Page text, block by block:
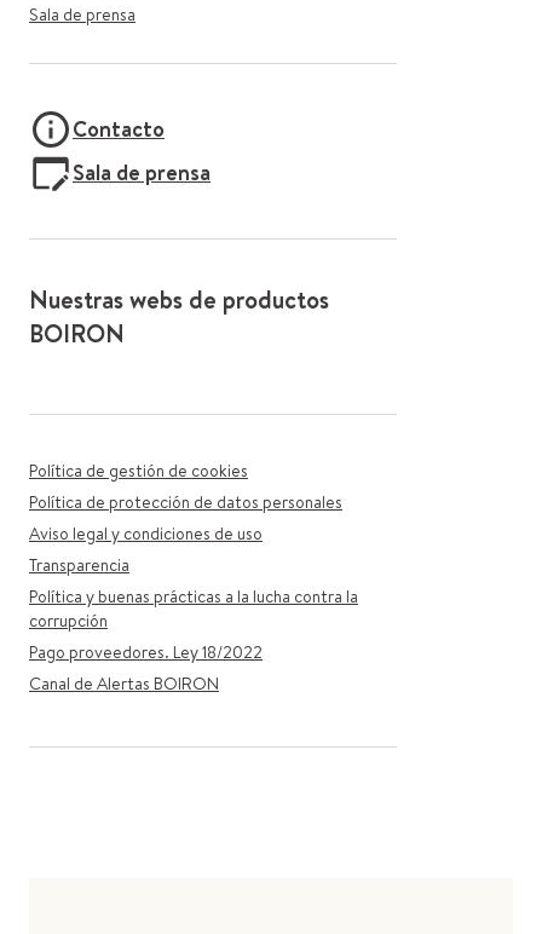
Sala de prensa
Contacto
Sala de prensa
Nuestras webs de productos
BOIRON
Política de gestión de cookies
Política de protección de datos personales
Aviso legal y condiciones de uso
Transparencia
Política y buenas prácticas a la lucha contra la
corrupción
Pago proveedores. Ley 18/2022
Canal de Alertas BOIRON